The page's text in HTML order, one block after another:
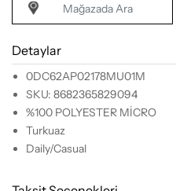
Mağazada Ara
Detaylar
0DC62AP02178MU01M
SKU: 8682365829094
%100 POLYESTER MİCRO
Turkuaz
Daily/Casual